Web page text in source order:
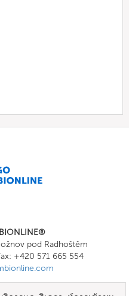
pod Radhoštěm
+420 571 665 554